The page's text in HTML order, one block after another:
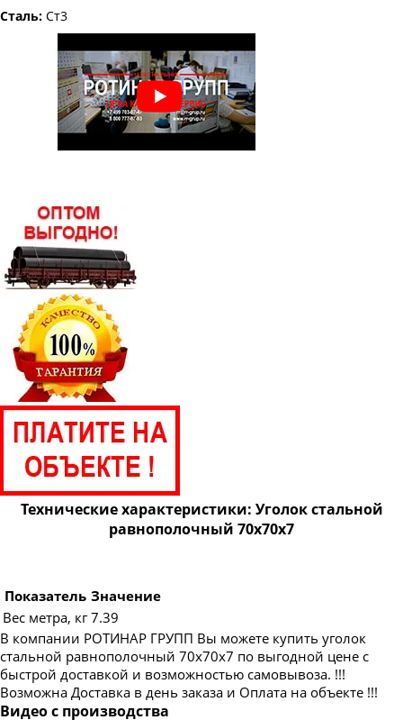
Сталь: Ст3
Технические характеристики: Уголок стальной
равнополочный 70х70х7
Показатель Значение
Вес метра, кг 7.39
В компании РОТИНАР ГРУПП Вы можете купить уголок
стальной равнополочный 70х70х7 по выгодной цене с
быстрой доставкой и возможностью самовывоза. !!!
Возможна Доставка в день заказа и Оплата на объекте !!!
Видео с производства